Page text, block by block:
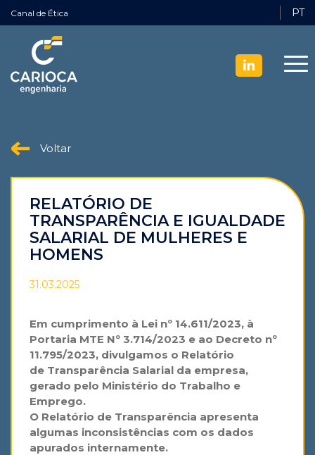
Canal de Ética PT
Voltar
RELATÓRIO DE
TRANSPARÊNCIA E IGUALDADE
SALARIAL DE MULHERES E
HOMENS
31.03.2025
Em cumprimento à Lei nº 14.611/2023, à
Portaria MTE Nº 3.714/2023 e ao Decreto nº
11.795/2023, divulgamos o Relatório
de Transparência Salarial da empresa,
gerado pelo Ministério do Trabalho e
Emprego.
O Relatório de Transparência apresenta
algumas inconsistências com os dados
apurados internamente.